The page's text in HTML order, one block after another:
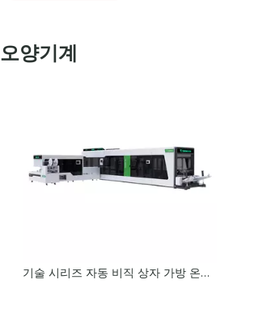
오양기계
기술 시리즈 자동 비직 상자 가방 온라인 핸들이있는 기계 제작 기계